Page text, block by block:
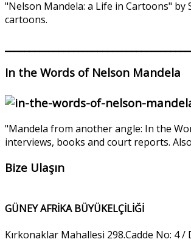
"Nelson Mandela: a Life in Cartoons"
cartoons.
In the Words of Nelson Mandela
"Mandela from another angle: In the
interviews, books and court reports.
Bize Ulaşın
GÜNEY AFRİKA BÜYÜKELÇİLİĞİ
Kırkonaklar Mahallesi 298.Cadde No: 4 /